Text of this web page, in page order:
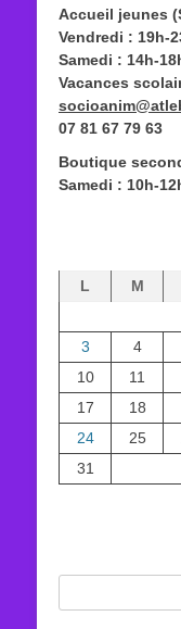
Accueil jeunes
Vendredi : 19h-
Samedi : 14h-
Vacances
07 81 67 79 63
Boutique
Samedi : 10h-
L M
3
4
10
11
17
18
24
25
31